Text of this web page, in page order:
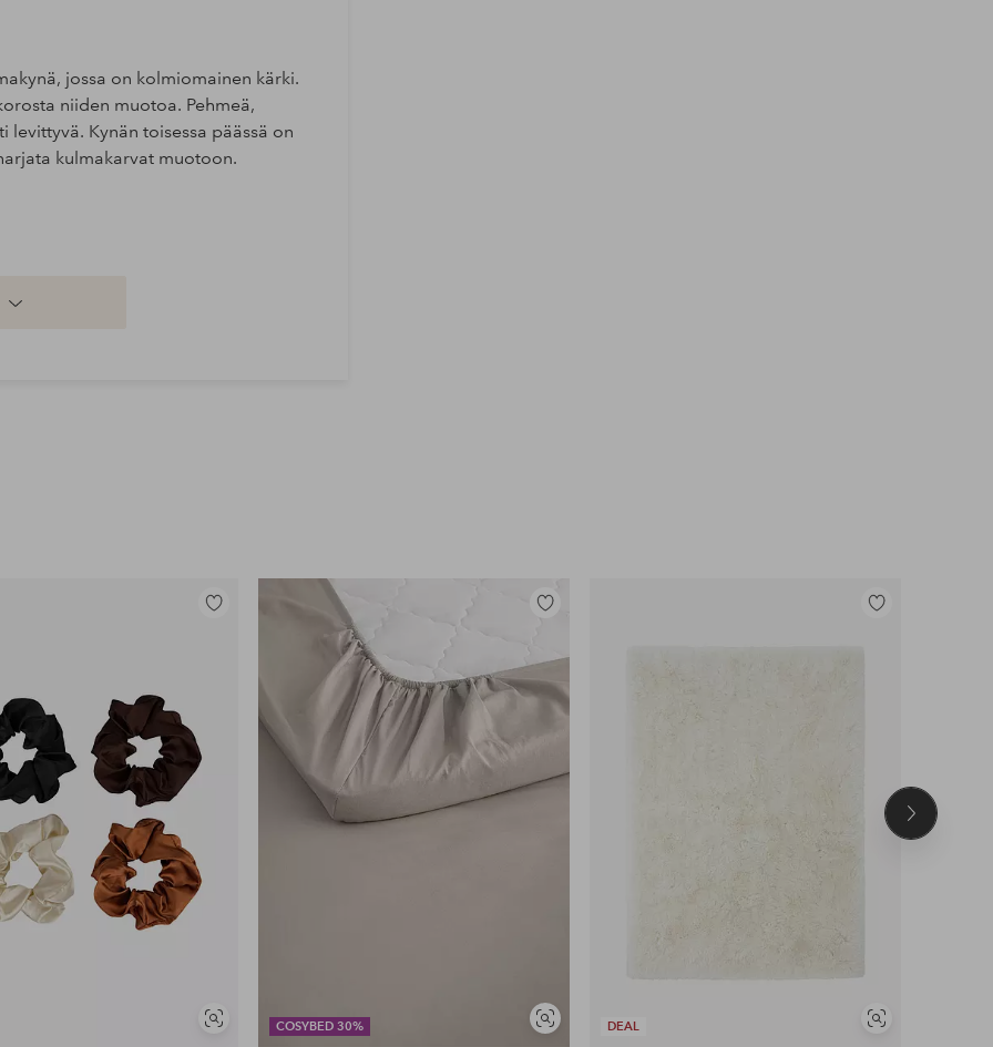
jossa on kolmiomainen kärki.
niiden muotoa. Pehmeä,
Kynän toisessa päässä on
kulmakarvat muotoon.
Näytä
Lisää
COSYBED 30%
Näytä
Lisää
DEAL
Näytä
Lisää
Seuraava